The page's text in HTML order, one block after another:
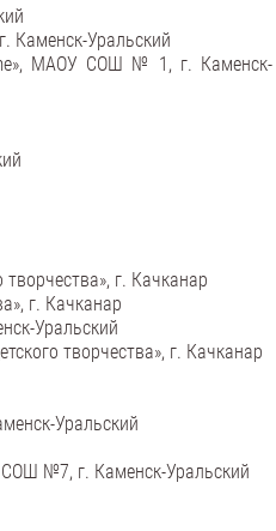
Каменск-Уральский
МАОУ СОШ № 1, г. Каменск-
г. Качканар
г. Качканар
Уральский
творчества», г. Качканар
Уральский
СОШ №7, г. Каменск-Уральский